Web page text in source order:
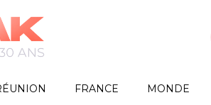
FRANCE MONDE